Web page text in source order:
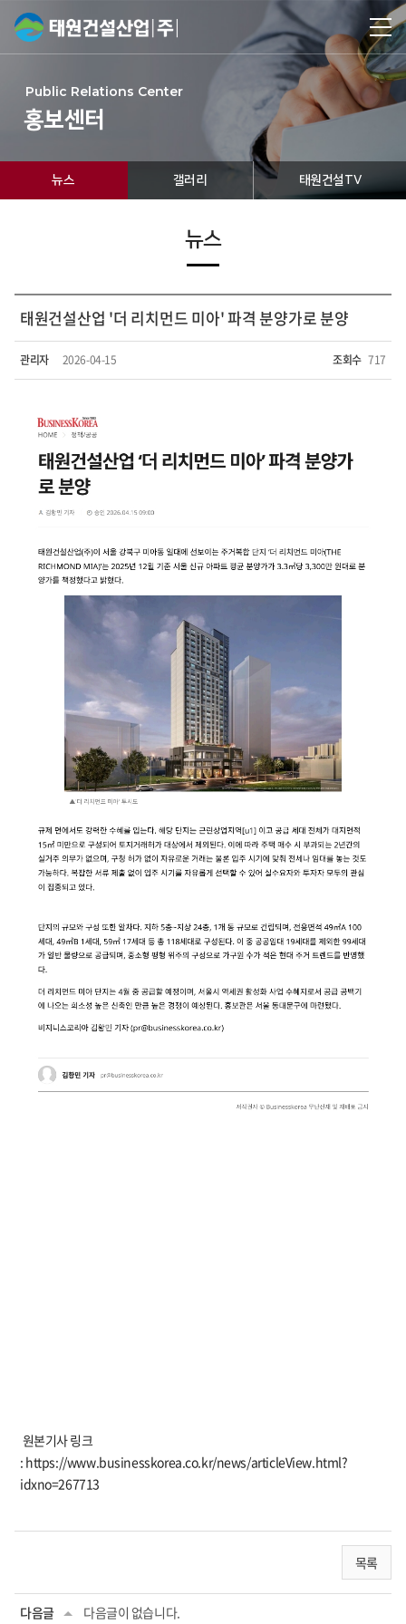
Public Relations Center
홍보센터
뉴스 갤러리 태원건설TV
뉴스
태원건설산업 '더 리치먼드 미아' 파격 분양가로 분양
관리자 2026-04-15 조회수 717
원본기사 링크
: https://www.businesskorea.co.kr/news/articleView.html?
idxno=267713
목록
다음글 다음글이 없습니다.